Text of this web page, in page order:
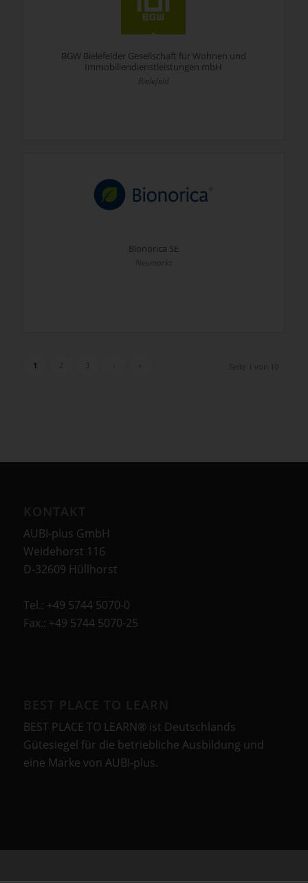
BGW Bielefelder Gesellschaft für Wohnen und
Immobiliendienstleistungen mbH
Bielefeld
Bionorica SE
Neumarkt
Seite 1 von 10
1 3
AUBI-plus GmbH
Weidehorst 116
D-32609 Hüllhorst
Tel.: +49 5744 5070-0
Fax.: +49 5744 5070-25
BEST PLACE TO LEARN® ist Deutschlands
Gütesiegel für die betriebliche Ausbildung und
eine Marke von AUBI-plus.